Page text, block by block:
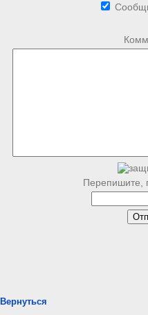
Перепишите,
Вернуться